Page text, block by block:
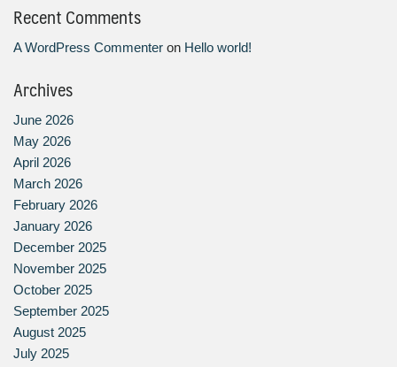
Recent Comments
A WordPress Commenter on Hello world!
Archives
June 2026
May 2026
April 2026
March 2026
February 2026
January 2026
December 2025
November 2025
October 2025
September 2025
August 2025
July 2025